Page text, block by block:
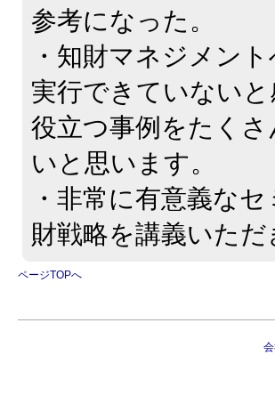
参考になった。
・知財マネジメン
実行できていない
役立つ事例をたく
いと思います。
・非常に有意義な
財戦略を講義いた
ページTOPへ